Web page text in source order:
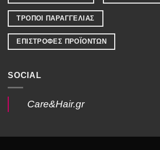
ΤΡΟΠΟΙ ΠΑΡΑΓΓΕΛΙΑΣ
ΕΠΙΣΤΡΟΦΕΣ ΠΡΟΪΟΝΤΩΝ
SOCIAL
Care&Hair.gr